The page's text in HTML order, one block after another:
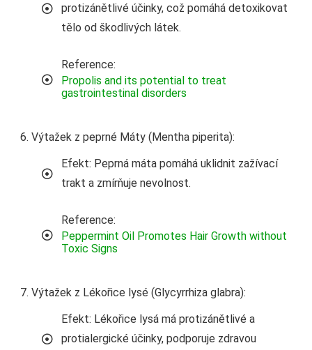
protizánětlivé účinky, což pomáhá detoxikovat
tělo od škodlivých látek.
Reference:
Propolis and its potential to treat
gastrointestinal disorders
Výtažek z peprné Máty (Mentha piperita):
Efekt: Peprná máta pomáhá uklidnit zažívací
trakt a zmírňuje nevolnost.
Reference:
Peppermint Oil Promotes Hair Growth without
Toxic Signs
Výtažek z Lékořice lysé (Glycyrrhiza glabra):
Efekt: Lékořice lysá má protizánětlivé a
protialergické účinky, podporuje zdravou